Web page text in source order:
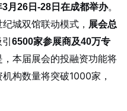
月26日-28日在成都举办。
城双馆联动模式， 展会总
6500家参展商及40万专
本届展会的投融资功能将
构数量将突破1000家，